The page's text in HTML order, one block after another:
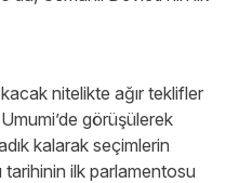
nitelikte ağır teklifler
görüşülerek
kalarak seçimlerin
tarihinin ilk parlamentosu